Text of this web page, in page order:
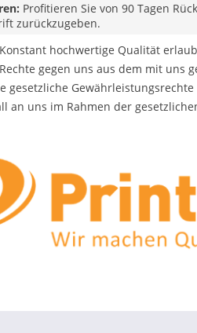
Profitieren Sie von 90 Tagen
zurückzugeben.
Konstant hochwertige Qualität
gegen uns aus dem mit uns
gesetzliche
an uns im Rahmen der